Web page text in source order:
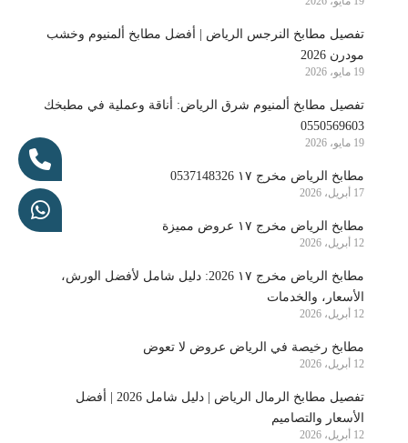
تفصيل مطابخ النرجس الرياض | أفضل مطابخ ألمنيوم وخشب
مودرن 2026
19 مايو، 2026
تفصيل مطابخ ألمنيوم شرق الرياض: أناقة وعملية في مطبخك
0550569603
19 مايو، 2026
مطابخ الرياض مخرج ١٧ 0537148326
17 أبريل، 2026
مطابخ الرياض مخرج ١٧ عروض مميزة
12 أبريل، 2026
مطابخ الرياض مخرج ١٧ 2026: دليل شامل لأفضل الورش،
الأسعار، والخدمات
12 أبريل، 2026
مطابخ رخيصة في الرياض عروض لا تعوض
12 أبريل، 2026
تفصيل مطابخ الرمال الرياض | دليل شامل 2026 | أفضل
الأسعار والتصاميم
12 أبريل، 2026